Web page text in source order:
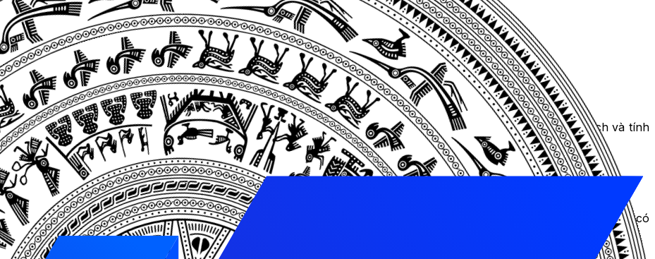
nơi. Trong bài viết này, chúng tôi sẽ giới thiệu cho bạn về thiết kế website đọc truyện tranh, những lợi ích và tính
như báo giá và câu hỏi thường gặp khi thiết kế website đọc truyện tranh. Hãy cùng theo dõi nhé!
truy cập website của mình
thích bởi nhiều lứa tuổi, từ trẻ em đến người lớn. Truyện tranh không chỉ mang lại niềm vui, sự thư giãn, mà còn có
kiến thức và kỹ năng sống cho người đọc.